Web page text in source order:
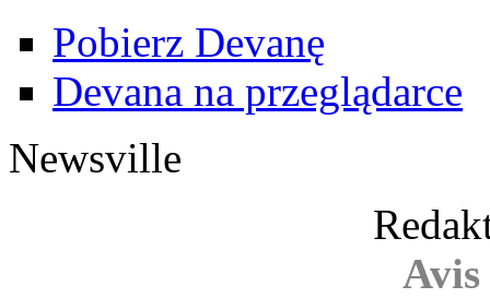
Pobierz Devanę
Devana na przeglądarce
Newsville